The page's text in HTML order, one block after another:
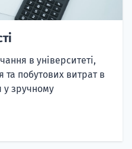
в університеті,
побутових витрат в
у зручному